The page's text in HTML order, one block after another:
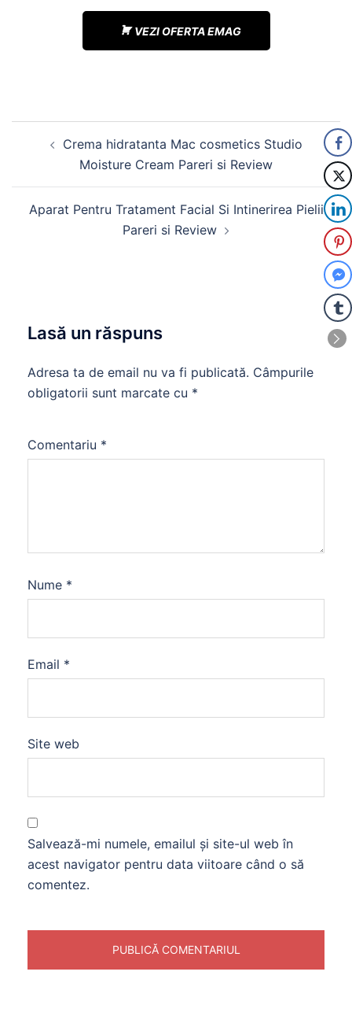
VEZI OFERTA EMAG
articole
Crema hidratanta Mac cosmetics Studio
Moisture Cream Pareri si Review
Aparat Pentru Tratament Facial Si Intinerirea Pielii
Pareri si Review
Lasă un răspuns
Adresa ta de email nu va fi publicată. Câmpurile
obligatorii sunt marcate cu *
Comentariu *
Nume *
Email *
Site web
Salvează-mi numele, emailul și site-ul web în
acest navigator pentru data viitoare când o să
comentez.